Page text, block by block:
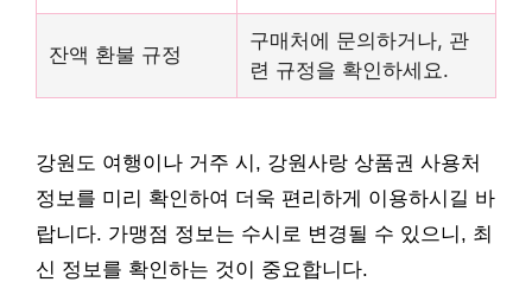
잔액 환불 규정
구매처에 문의하거나, 관
련 규정을 확인하세요.
강원도 여행이나 거주 시, 강원사랑 상품권 사용처
정보를 미리 확인하여 더욱 편리하게 이용하시길 바
랍니다. 가맹점 정보는 수시로 변경될 수 있으니, 최
신 정보를 확인하는 것이 중요합니다.